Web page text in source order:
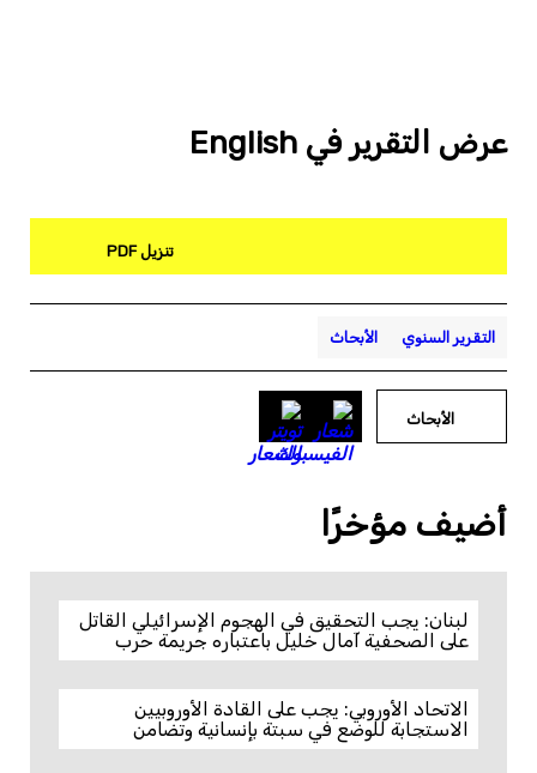
عرض التقرير في English
تنزيل PDF
التقرير السنوي الأبحاث
الأبحاث
أضيف مؤخرًا
لبنان: يجب التحقيق في الهجوم الإسرائيلي القاتل
على الصحفية آمال خليل باعتباره جريمة حرب
الاتحاد الأوروبي: يجب على القادة الأوروبيين
الاستجابة للوضع في سبتة بإنسانية وتضامن